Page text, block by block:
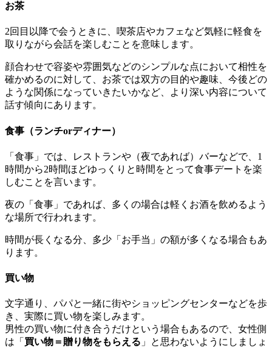
お茶
2回目以降で会うときに、喫茶店やカフェなど気軽に軽食を
取りながら会話を楽しむことを意味します。
顔合わせで容姿や雰囲気などのシンプルな点において相性を
確かめるのに対して、お茶では双方の目的や趣味、今後どの
ような関係になっていきたいかなど、より深い内容について
話す傾向にあります。
食事（ランチorディナー）
「食事」では、レストランや（夜であれば）バーなどで、1
時間から2時間ほどゆっくりと時間をとって食事デートを楽
しむことを言います。
夜の「食事」であれば、多くの場合は軽くお酒を飲めるよう
な場所で行われます。
時間が長くなる分、多少「お手当」の額が多くなる場合もあ
ります。
買い物
文字通り、パパと一緒に街やショッピングセンターなどを歩
き、実際に買い物を楽しみます。
男性の買い物に付き合うだけという場合もあるので、女性側
は「 買い物＝贈り物をもらえる 」と思わないようにしましょ